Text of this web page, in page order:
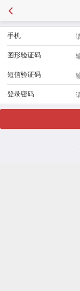
手机
图形验证码
短信验证码
登录密码